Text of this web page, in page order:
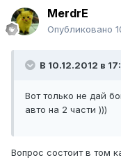
MerdrE
Опубликовано
В 10.12.2012 в
Вот только не дай
авто на 2 части )))
Вопрос состоит в том